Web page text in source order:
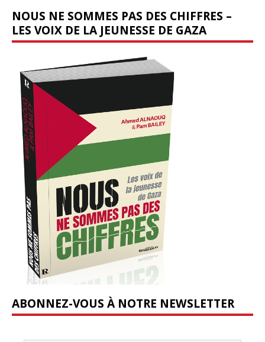
NOUS NE SOMMES PAS DES CHIFFRES –
LES VOIX DE LA JEUNESSE DE GAZA
ABONNEZ-VOUS À NOTRE NEWSLETTER